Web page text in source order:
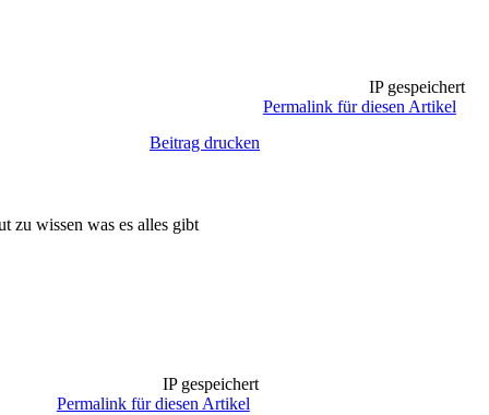
IP gespeichert
Permalink für diesen Artikel
Beitrag drucken
zu wissen was es alles gibt
IP gespeichert
Permalink für diesen Artikel